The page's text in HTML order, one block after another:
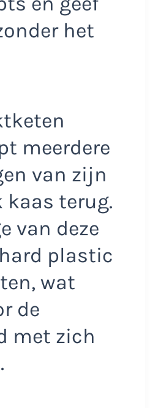
het
meerdere
van zijn
kaas terug.
van deze
plastic
wat
de
met zich